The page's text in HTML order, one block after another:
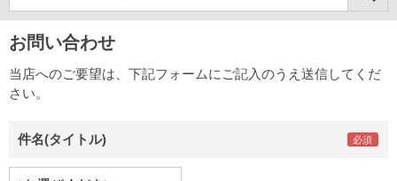
お問い合わせ
当店へのご要望は、下記フォームにご記入のうえ送信してくだ
さい。
件名(タイトル)